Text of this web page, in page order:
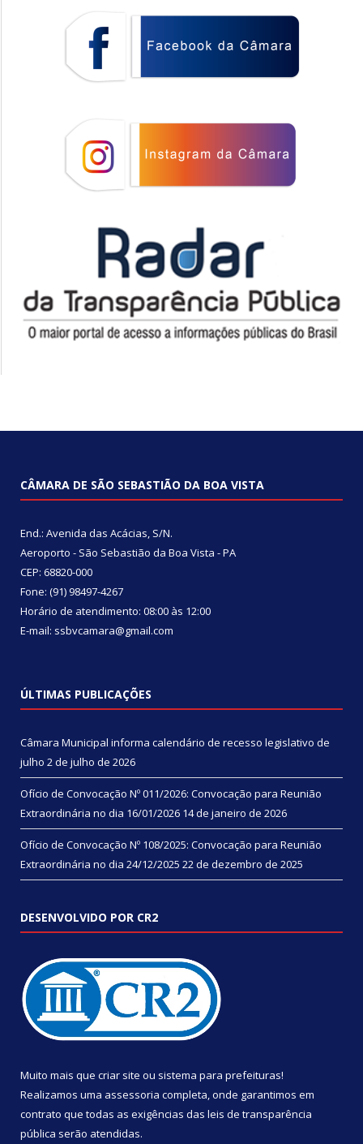
CÂMARA DE SÃO SEBASTIÃO DA BOA VISTA
End.: Avenida das Acácias, S/N.
Aeroporto - São Sebastião da Boa Vista - PA
CEP: 68820-000
Fone: (91) 98497-4267
Horário de atendimento: 08:00 às 12:00
E-mail: ssbvcamara@gmail.com
ÚLTIMAS PUBLICAÇÕES
Câmara Municipal informa calendário de recesso legislativo de
julho 2 de julho de 2026
Ofício de Convocação Nº 011/2026: Convocação para Reunião
Extraordinária no dia 16/01/2026 14 de janeiro de 2026
Ofício de Convocação Nº 108/2025: Convocação para Reunião
Extraordinária no dia 24/12/2025 22 de dezembro de 2025
DESENVOLVIDO POR CR2
Muito mais que criar site ou sistema para prefeituras!
Realizamos uma assessoria completa, onde garantimos em
contrato que todas as exigências das leis de transparência
pública serão atendidas.